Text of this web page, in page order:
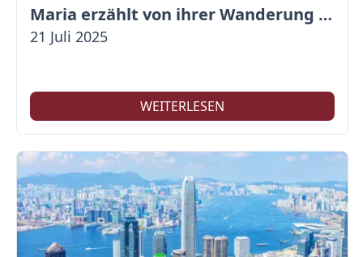
Maria erzählt von ihrer Wanderung auf der Großen Mauer
21 Juli 2025
WEITERLESEN